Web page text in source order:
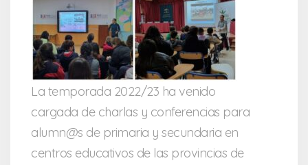
La temporada 2022/23 ha venido
cargada de charlas y conferencias para
alumn@s de primaria y secundaria en
centros educativos de las provincias de